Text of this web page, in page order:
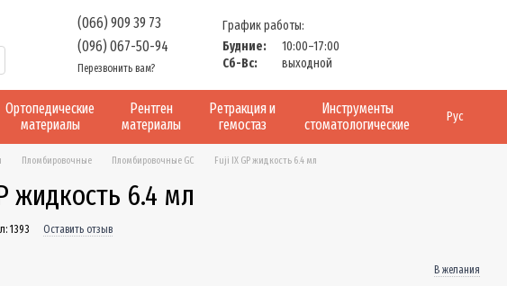
(066) 909 39 73
(096) 067-50-94
Перезвонить вам?
График работы:
Будние:
10:00–17:00
Сб-Вс:
выходной
Ортопедические
материалы
Рентген
материалы
Ретракция и
гемостаз
Инструменты
стоматологические
Рус
Пломбировочные Пломбировочные GC Fuji IX GP жидкость 6.4 мл
жидкость 6.4 мл
1393 Оставить отзыв
В желания